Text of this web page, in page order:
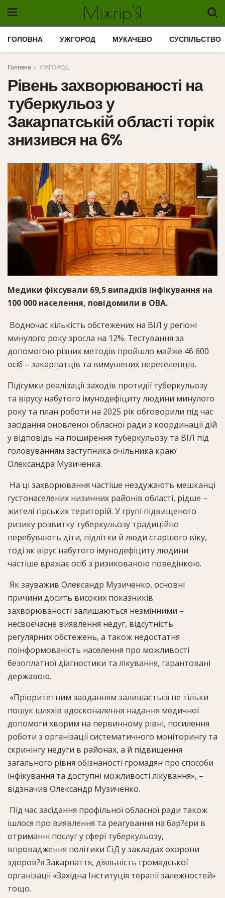
Міжгір'Я
ГОЛОВНА УЖГОРОД МУКАЧЕВО СУСПІЛЬСТВО
Головна УЖГОРОД
Рівень захворюваності на
туберкульоз у
Закарпатській області торік
знизився на 6%
Медики фіксували 69,5 випадків інфікування на
100 000 населення, повідомили в ОВА.
Водночас кількість обстежених на ВІЛ у регіоні
минулого року зросла на 12%. Тестування за
допомогою різних методів пройшло майже 46 600
осіб – закарпатців та вимушених переселенців.
Підсумки реалізації заходів протидії туберкульозу
та вірусу набутого імунодефіциту людини минулого
року та план роботи на 2025 рік обговорили під час
засідання оновленої обласної ради з координації дій
у відповідь на поширення туберкульозу та ВІЛ під
головуванням заступника очільника краю
Олександра Музиченка.
На ці захворювання частіше нездужають мешканці
густонаселених низинних районів області, рідше –
жителі гірських територій. У групі підвищеного
ризику розвитку туберкульозу традиційно
перебувають діти, підлітки й люди старшого віку,
тоді як вірус набутого імунодефіциту людини
частіше вражає осіб з ризикованою поведінкою.
Як зауважив Олександр Музиченко, основні
причини досить високих показників
захворюваності залишаються незмінними –
несвоєчасне виявлення недуг, відсутність
регулярних обстежень, а також недостатня
поінформованість населення про можливості
безоплатної діагностики та лікування, гарантовані
державою.
«Пріоритетним завданням залишається не тільки
пошук шляхів вдосконалення надання медичної
допомоги хворим на первинному рівні, посилення
роботи з організації систематичного моніторингу та
скринінгу недуги в районах, а й підвищення
загального рівня обізнаності громадян про способи
інфікування та доступні можливості лікування», –
відзначив Олександр Музиченко.
Під час засідання профільної обласної ради також
ішлося про виявлення та реагування на бар?єри в
отриманні послуг у сфері туберкульозу,
впровадження політики СіД у закладах охорони
здоров?я Закарпаття, діяльність громадської
організації «Західна Інституція терапії залежностей»
тощо.